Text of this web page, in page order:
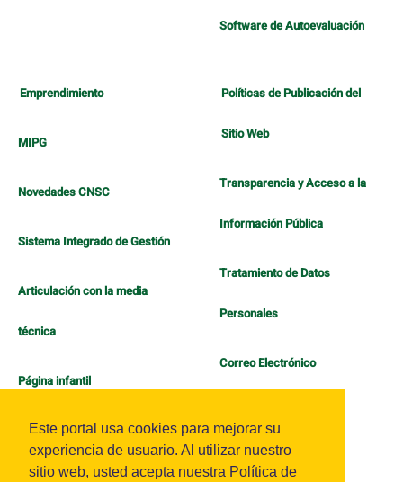
Este portal usa cookies para mejorar su
experiencia de usuario. Al utilizar nuestro
sitio web, usted acepta nuestra Política de
Software de Autoevaluación
Emprendimiento
MIPG
Novedades CNSC
Sistema Integrado de Gestión
Articulación con la media
técnica
Página infantil
Políticas de Publicación del
Sitio Web
Transparencia y Acceso a la
Información Pública
Tratamiento de Datos
Personales
Correo Electrónico